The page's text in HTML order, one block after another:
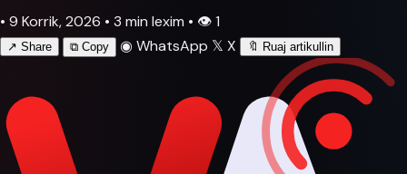
• 9 Korrik, 2026 • 3 min lexim • 👁1
↗ Share ⧉ Copy ◉ WhatsApp 𝕏 X 🔖 Ruaj artikullin